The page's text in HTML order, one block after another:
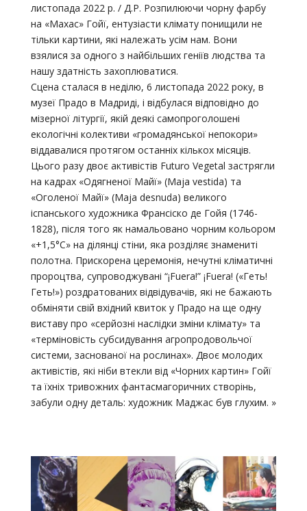
листопада 2022 р. / Д.Р. Розпилюючи чорну фарбу
на «Махас» Гойї, ентузіасти клімату понищили не
тільки картини, які належать усім нам. Вони
взялися за одного з найбільших геніїв людства та
нашу здатність захоплюватися.
Сцена сталася в неділю, 6 листопада 2022 року, в
музеї Прадо в Мадриді, і відбулася відповідно до
мізерної літургії, якій деякі самопроголошені
екологічні колективи «громадянської непокори»
віддавалися протягом останніх кількох місяців.
Цього разу двоє активістів Futuro Vegetal застрягли
на кадрах «Одягненої Майї» (Maja vestida) та
«Оголеної Майї» (Maja desnuda) великого
іспанського художника Франсіско де Гойя (1746-
1828), після того як намальовано чорним кольором
«+1,5°C» на ділянці стіни, яка розділяє знамениті
полотна. Прискорена церемонія, нечутні кліматичні
пророцтва, супроводжувані “¡Fuera!” ¡Fuera! («Геть!
Геть!») роздратованих відвідувачів, які не бажають
обміняти свій вхідний квиток у Прадо на ще одну
виставу про «серйозні наслідки зміни клімату» та
«терміновість субсидування агропродовольчої
системи, заснованої на рослинах». Двоє молодих
активістів, які ніби втекли від «Чорних картин» Гойї
та їхніх тривожних фантасмагоричних створінь,
забули одну деталь: художник Маджас був глухим. »